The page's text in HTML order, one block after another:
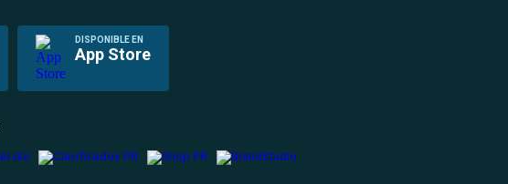
DISPONIBLE EN
App Store